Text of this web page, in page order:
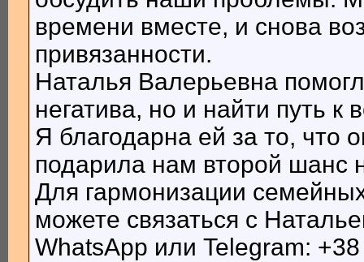
времени вместе, и снова
привязанности.
Наталья Валерьевна
негатива, но и найти путь
Я благодарна ей за то, что
подарила нам второй шанс
Для гармонизации
можете связаться с
WhatsApp или Telegram: